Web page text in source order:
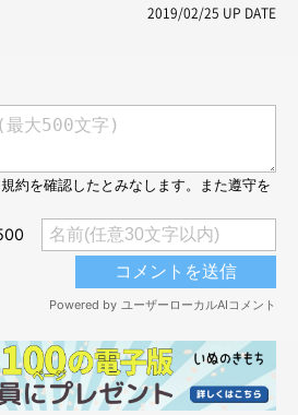
2019/02/25 UP DATE